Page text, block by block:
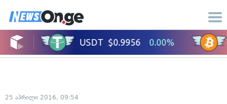
25 აპრილი 2016, 09:54